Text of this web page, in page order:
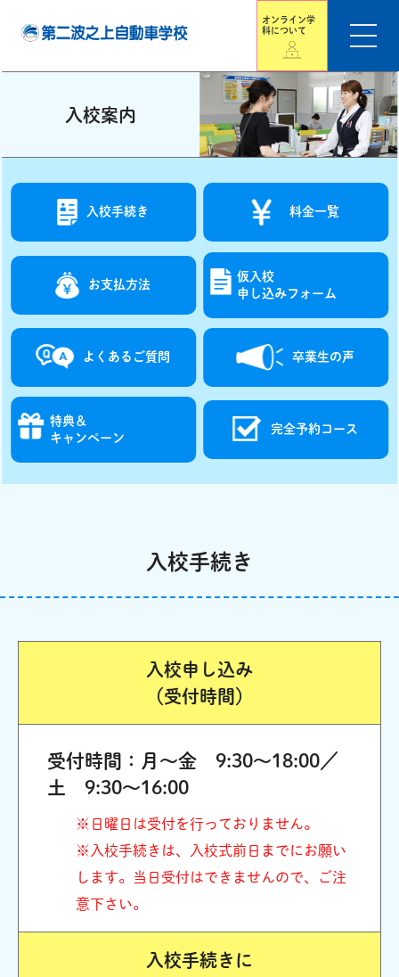
オンライン学
科について
入校案内
入校手続き 料金一覧
お支払方法
仮入校
申し込みフォーム
よくあるご質問 卒業生の声
特典＆
キャンペーン
完全予約コース
入校手続き
入校申し込み
（受付時間）
受付時間：月～金 9:30～18:00／
土 9:30～16:00
※日曜日は受付を行っておりません。
※入校手続きは、入校式前日までにお願い
します。当日受付はできませんので、ご注
意下さい。
入校手続きに